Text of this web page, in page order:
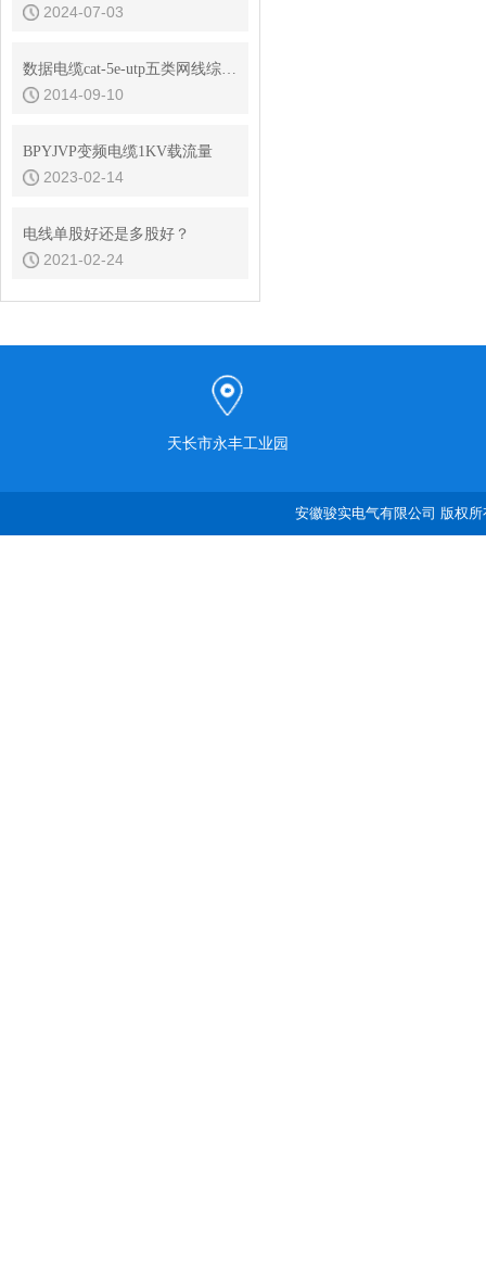
2024-07-03
数据电缆cat-5e-utp五类网线综合布线规范
2014-09-10
BPYJVP变频电缆1KV载流量
2023-02-14
电线单股好还是多股好？
2021-02-24
天长市永丰工业园
安徽骏实电气有限公司 版权